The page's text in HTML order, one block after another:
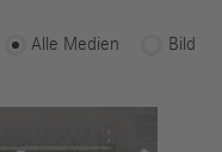
Alle Medien Bild